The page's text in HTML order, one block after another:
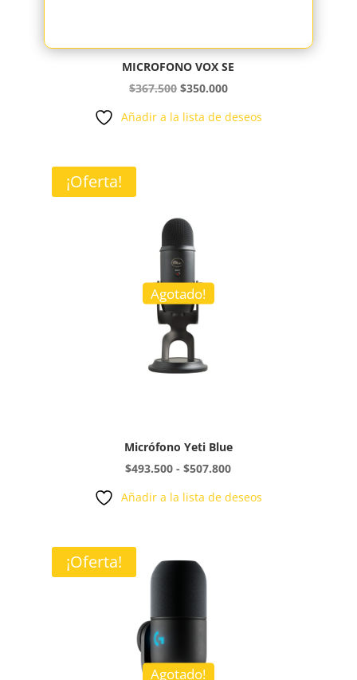
MICROFONO VOX SE
$367.500 El
$350.000El
Añadir a la lista de deseos
¡Oferta!
Agotado!
Micrófono Yeti Blue
$493.500 - $507.800Rango
Añadir a la lista de deseos
¡Oferta!
Agotado!